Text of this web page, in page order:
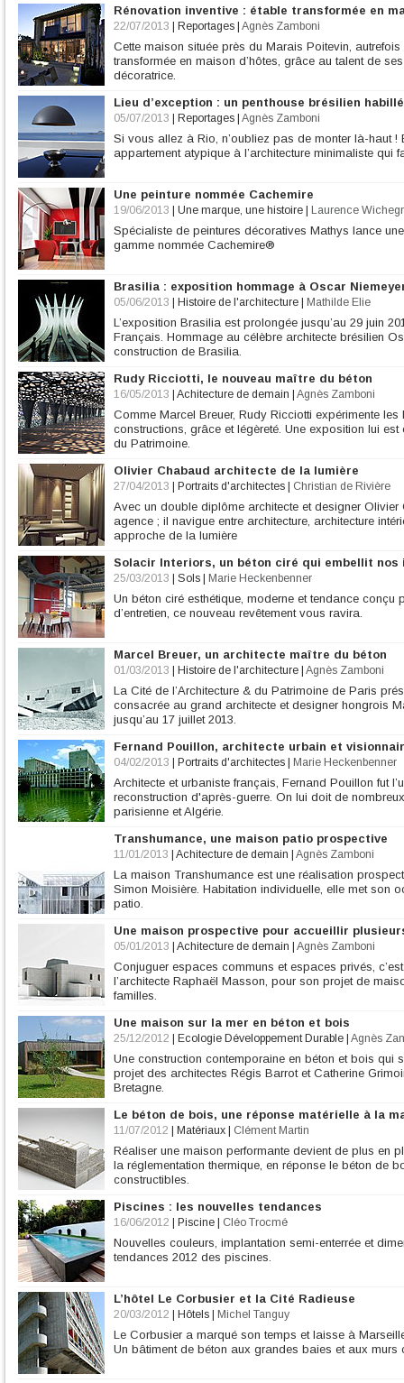
Rénovation inventive : étable transformée en
22/07/2013 Reportages Agnès Zamboni
Cette maison située près du Marais Poitevin,
transformée en maison d’hôtes, grâce au talent de
décoratrice.
Lieu d’exception : un penthouse brésilien
05/07/2013 Reportages Agnès Zamboni
Si vous allez à Rio, n’oubliez pas de monter là-haut !
appartement atypique à l’architecture minimaliste qui
Une peinture nommée Cachemire
19/06/2013 Une marque, une histoire Laurence
Spécialiste de peintures décoratives Mathys lance
gamme nommée Cachemire®
Brasilia : exposition hommage à Oscar
05/06/2013 Histoire de l'architecture Mathilde Elie
L’exposition Brasilia est prolongée jusqu’au 29 juin
Français. Hommage au célèbre architecte brésilien
construction de Brasilia.
Rudy Ricciotti, le nouveau maître du béton
16/05/2013 Achitecture de demain Agnès Zamboni
Comme Marcel Breuer, Rudy Ricciotti expérimente
constructions, grâce et légèreté. Une exposition lui
du Patrimoine.
Olivier Chabaud architecte de la lumière
27/04/2013 Portraits d'architectes Christian de Rivière
Avec un double diplôme architecte et designer
agence ; il navigue entre architecture, architecture
approche de la lumière
Solacir Interiors, un béton ciré qui embellit nos
25/03/2013 Sols Marie Heckenbenner
Un béton ciré esthétique, moderne et tendance
d’entretien, ce nouveau revêtement vous ravira.
Marcel Breuer, un architecte maître du béton
01/03/2013 Histoire de l'architecture Agnès Zamboni
La Cité de l’Architecture & du Patrimoine de Paris
consacrée au grand architecte et designer hongrois
jusqu’au 17 juillet 2013.
Fernand Pouillon, architecte urbain et
04/02/2013 Portraits d'architectes Marie Heckenbenner
Architecte et urbaniste français, Fernand Pouillon fut
reconstruction d'après-guerre. On lui doit de
parisienne et Algérie.
Transhumance, une maison patio prospective
11/01/2013 Achitecture de demain Agnès Zamboni
La maison Transhumance est une réalisation
Simon Moisière. Habitation individuelle, elle met son
patio.
Une maison prospective pour accueillir
05/01/2013 Achitecture de demain Agnès Zamboni
Conjuguer espaces communs et espaces privés,
l’architecte Raphaël Masson, pour son projet de
familles.
Une maison sur la mer en béton et bois
25/12/2012 Ecologie Développement Durable Agnès
Une construction contemporaine en béton et bois qui
projet des architectes Régis Barrot et Catherine
Bretagne.
Le béton de bois, une réponse matérielle à la
11/07/2012 Matériaux Clément Martin
Réaliser une maison performante devient de plus en
la réglementation thermique, en réponse le béton de
constructibles.
Piscines : les nouvelles tendances
16/06/2012 Piscine Cléo Trocmé
Nouvelles couleurs, implantation semi-enterrée et
tendances 2012 des piscines.
L’hôtel Le Corbusier et la Cité Radieuse
20/03/2012 Hôtels Michel Tanguy
Le Corbusier a marqué son temps et laisse à
Un bâtiment de béton aux grandes baies et aux murs